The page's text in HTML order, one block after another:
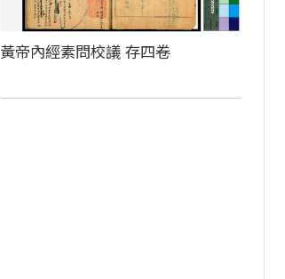
黃帝內經素問校議 存四卷